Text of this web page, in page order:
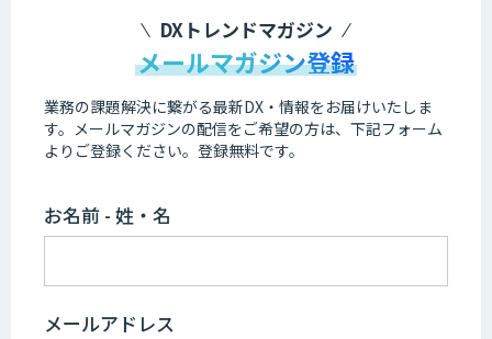
DXトレンドマガジン
メールマガジン登録
業務の課題解決に繋がる最新DX・情報をお届けいたしま
す。 メールマガジンの配信をご希望の方は、下記フォーム
よりご登録ください。登録無料です。
お名前 - 姓・名
メールアドレス